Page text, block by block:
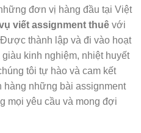
đơn vị hàng đầu tại Việt
viết assignment thuê với
thành lập và đi vào hoạt
kinh nghiệm, nhiệt huyết
tôi tự hào và cam kết
hàng những bài assignment
mọi yêu cầu và mong đợi